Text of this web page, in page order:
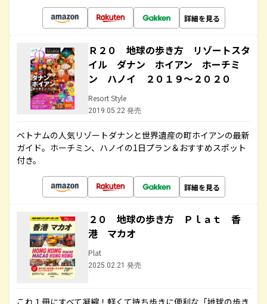
詳細を見る
Ｒ２０ 地球の歩き方 リゾートスタ
イル ダナン ホイアン ホーチミ
ン ハノイ ２０１９～２０２０
Resort Style
2019.05.22 発売
ベトナムの人気リゾートダナンと世界遺産の町ホイアンの最新
ガイド。ホーチミン、ハノイの1日プラン＆おすすめスポット
付き。
詳細を見る
２０ 地球の歩き方 Ｐｌａｔ 香
港 マカオ
Plat
2025.02.21 発売
これ１冊にすべて凝縮！軽くて持ち歩きに便利な「地球の歩き